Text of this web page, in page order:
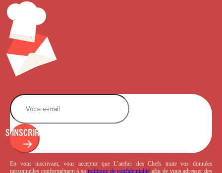
S'INSCRIRE
En vous inscrivant, vous acceptez que L’atelier des Chefs traite vos données
personnelles conformément à sa politique de confidentialité afin de vous adresser des